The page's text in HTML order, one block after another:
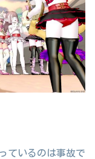
ているのは事故で